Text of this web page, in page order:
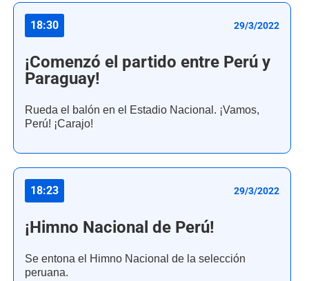
18:30 29/3/2022
¡Comenzó el partido entre Perú y
Paraguay!
Rueda el balón en el Estadio Nacional. ¡Vamos,
Perú! ¡Carajo!
18:23 29/3/2022
¡Himno Nacional de Perú!
Se entona el Himno Nacional de la selección
peruana.